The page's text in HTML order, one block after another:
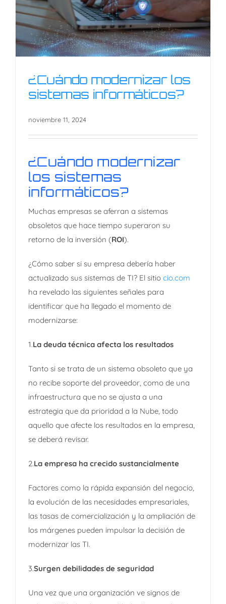
¿Cuándo modernizar los
sistemas informáticos?
noviembre 11, 2024
¿Cuándo modernizar
los sistemas
informáticos?
Muchas empresas se aferran a sistemas
obsoletos que hace tiempo superaron su
retorno de la inversión (ROI).
¿Cómo saber si su empresa debería haber
actualizado sus sistemas de TI? El sitio cio.com
ha revelado las siguientes señales para
identificar que ha llegado el momento de
modernizarse:
1.La deuda técnica afecta los resultados
Tanto si se trata de un sistema obsoleto que ya
no recibe soporte del proveedor, como de una
infraestructura que no se ajusta a una
estrategia que da prioridad a la Nube, todo
aquello que afecte los resultados en la empresa,
se deberá revisar.
2.La empresa ha crecido sustancialmente
Factores como la rápida expansión del negocio,
la evolución de las necesidades empresariales,
las tasas de comercialización y la ampliación de
los márgenes pueden impulsar la decisión de
modernizar las TI.
3.Surgen debilidades de seguridad
Una vez que una organización ve signos de